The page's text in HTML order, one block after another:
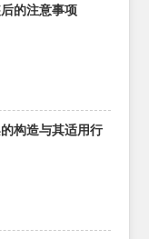
的注意事项
构造与其适用行